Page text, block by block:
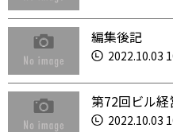
編集後記
2022.10.03
第72回ビル
2022.10.03